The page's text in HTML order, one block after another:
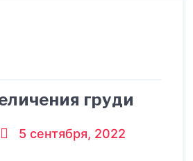
груди
5 сентября, 2022